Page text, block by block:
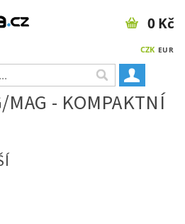
CZK EUR
0 Kč
MAG - KOMPAKTNÍ